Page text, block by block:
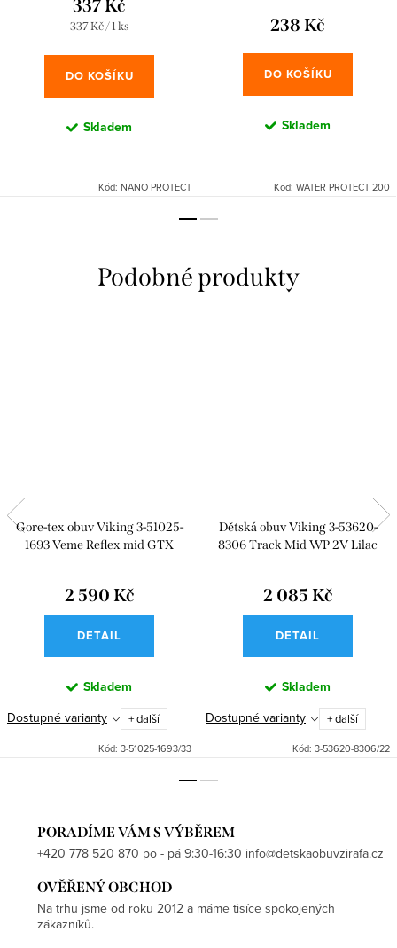
337 Kč
Měrná
337 Kč / 1 ks
DO KOŠÍKU
Skladem
Kód: NANO PROTECT
238 Kč
DO KOŠÍKU
Skladem
Kód: WATER PROTECT 200
Gore-tex obuv Viking 3-51025-
1693 Veme Reflex mid GTX
2 590 Kč
DETAIL
Skladem
Dostupné varianty
+ další
Kód: 3-51025-1693/33
Dětská obuv Viking 3-53620-
8306 Track Mid WP 2V Lilac
2 085 Kč
DETAIL
Skladem
Dostupné varianty
+ další
Kód: 3-53620-8306/22
PORADÍME VÁM S VÝBĚREM
+420 778 520 870 po - pá 9:30-16:30 info@detskaobuvzirafa.cz
OVĚŘENÝ OBCHOD
Na trhu jsme od roku 2012 a máme tisíce spokojených
zákazníků.